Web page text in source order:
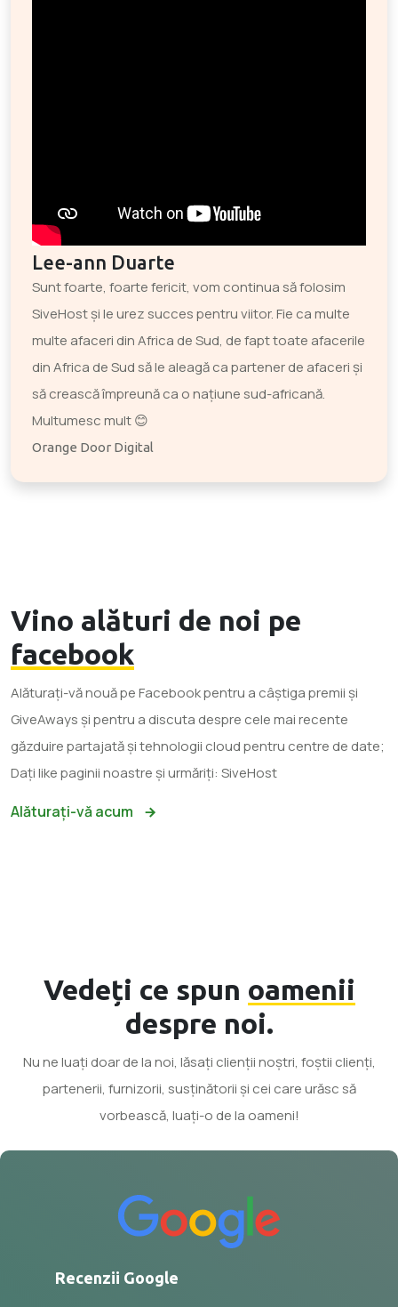
Lee-ann Duarte
Sunt foarte, foarte fericit, vom continua să folosim
SiveHost și le urez succes pentru viitor. Fie ca multe
multe afaceri din Africa de Sud, de fapt toate afacerile
din Africa de Sud să le aleagă ca partener de afaceri și
să crească împreună ca o națiune sud-africană.
Multumesc mult 😊
Orange Door Digital
Vino alături de noi pe
facebook
Alăturați-vă nouă pe Facebook pentru a câștiga premii și
GiveAways și pentru a discuta despre cele mai recente
găzduire partajată și tehnologii cloud pentru centre de date;
Dați like paginii noastre și urmăriți: SiveHost
Alăturați-vă acum
Vedeți ce spun oamenii
despre noi.
Nu ne luați doar de la noi, lăsați clienții noștri, foștii clienți,
partenerii, furnizorii, susținătorii și cei care urăsc să
vorbească, luați-o de la oameni!
Recenzii Google